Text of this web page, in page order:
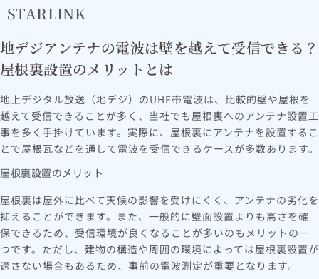
STARLINK
地デジアンテナの電波は壁を越えて受信できる？
屋根裏設置のメリットとは
地上デジタル放送（地デジ）のUHF帯電波は、比較的壁や屋根を
越えて受信できることが多く、当社でも屋根裏へのアンテナ設置工
事を多く手掛けています。実際に、屋根裏にアンテナを設置するこ
とで屋根瓦などを通して電波を受信できるケースが多数あります。
屋根裏設置のメリット
屋根裏は屋外に比べて天候の影響を受けにくく、アンテナの劣化を
抑えることができます。また、一般的に壁面設置よりも高さを確
保できるため、受信環境が良くなることが多いのもメリットの一
つです。ただし、建物の構造や周囲の環境によっては屋根裏設置が
適さない場合もあるため、事前の電波測定が重要となります。